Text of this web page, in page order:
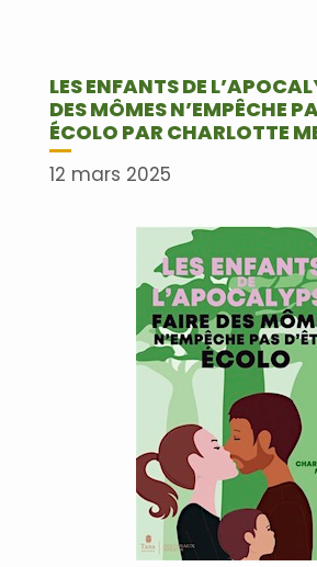
LES ENFANTS DE
DES MÔMES N’EMPÊCHE
ÉCOLO PAR CHARLOTTE
12 mars 2025